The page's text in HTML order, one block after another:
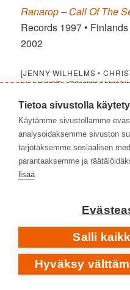
Ranarop – Call Of The
Records 1997 •
2002
[JENNY WILHELMS •
LILLKVIST • TOMMY
Sjofn
| Peregrina Music
Records 2001
[JENNY WILHELMS •
PULJULA • ADRIAN JONES]
Grimborg
BERNDALEN • GÖRAN
Rimfaxe | Vindauga
Tietoa sivustolla
Käytämme sivustollamme
analysoidaksemme sivuston
tarjotaksemme sosiaalisen
parantaaksemme ja
lisää
Salli
Hyväksy